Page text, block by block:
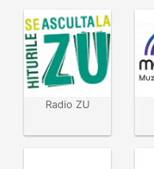
Radio ZU